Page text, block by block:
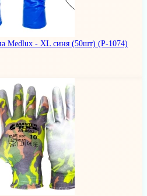
Medlux - XL синя (50шт) (Р-1074)